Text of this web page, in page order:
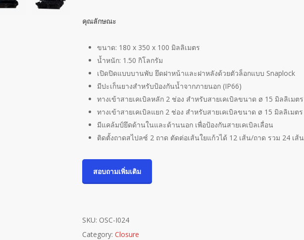
คุณลักษณะ
ขนาด: 180 x 350 x 100 มิลลิเมตร
น้ำหนัก: 1.50 กิโลกรัม
เปิดปิดแบบบานพับ ยึดฝาหน้าและฝาหลังด้วยตัวล็อกแบบ Snaplock
มีปะเก็นยางสำหรับป้องกันน้ำจากภายนอก (IP66)
ทางเข้าสายเคเบิลหลัก 2 ช่อง สำหรับสายเคเบิลขนาด ø 15 มิลลิเมตร
ทางเข้าสายเคเบิลแยก 2 ช่อง สำหรับสายเคเบิลขนาด ø 15 มิลลิเมตร
มีแคล้มป์ยึดด้านในและด้านนอก เพื่อป้องกันสายเคเบิลเลื่อน
ติดตั้งถาดสไปลซ์ 2 ถาด ตัดต่อเส้นใยแก้วได้ 12 เส้น/ถาด รวม 24 เส้น
สอบถามเพิ่มเติม
SKU: OSC-I024
Category: Closure